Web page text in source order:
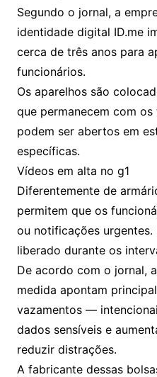
Segundo o jornal, a
identidade digital ID.me
cerca de três anos para
funcionários.
Os aparelhos são
que permanecem com
podem ser abertos em
específicas.
Vídeos em alta no g1
Diferentemente de
permitem que os
ou notificações urgentes.
liberado durante os
De acordo com o jornal,
medida apontam
vazamentos —
dados sensíveis e
reduzir distrações.
A fabricante dessas